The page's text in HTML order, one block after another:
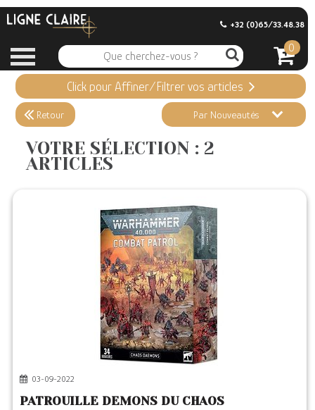
+32 (0)65/33.48.38
0
Appliquer ma Sélection
2 ARTICLES
Effacer vos sélections
Informations
GAMES WORKSHOP (2)
Click pour Affiner/Filtrer vos articles
Retour Par Nouveautés
VOTRE SÉLECTION : 2
ARTICLES
03-09-2022
PATROUILLE DEMONS DU CHAOS